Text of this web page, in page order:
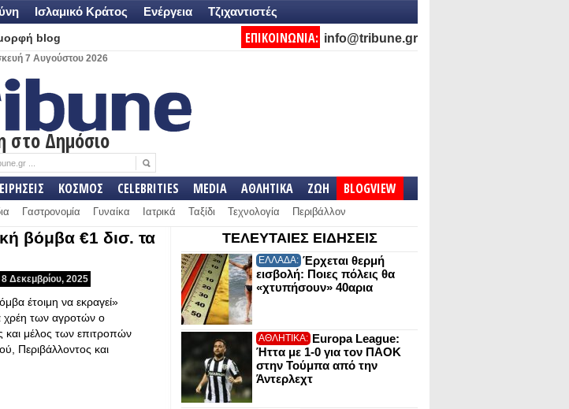
Ισλαμικό Κράτος Ενέργεια Τζιχαντιστές
μορφή blog ΕΠΙΚΟΙΝΩΝΙΑ: info@tribune.gr
7 Αυγούστου 2026
στο Δημόσιο
ΚΟΣΜΟΣ CELEBRITIES MEDIA ΑΘΛΗΤΙΚΑ ΖΩΗ BLOGVIEW
Γαστρονομία Γυναίκα Ιατρικά Ταξίδι Τεχνολογία Περιβάλλον
βόμβα €1 δισ. τα
Δεκεμβρίου, 2025
έτοιμη να εκραγεί»
χρέη των αγροτών ο
και μέλος των επιτροπών
Περιβάλλοντος και
ΤΕΛΕΥΤΑΙΕΣ ΕΙΔΗΣΕΙΣ
ΕΛΛΑΔΑ: Έρχεται θερμή
εισβολή: Ποιες πόλεις θα
«χτυπήσουν» 40αρια
ΑΘΛΗΤΙΚΑ: Europa League:
Ήττα με 1-0 για τον ΠΑΟΚ
στην Τούμπα από την
Άντερλεχτ